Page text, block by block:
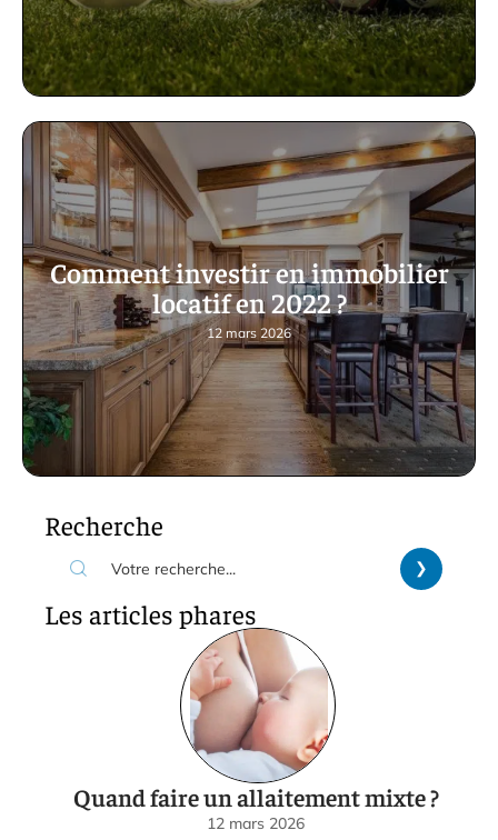
Comment investir en immobilier
locatif en 2022 ?
12 mars 2026
Recherche
Les articles phares
Quand faire un allaitement mixte ?
12 mars 2026